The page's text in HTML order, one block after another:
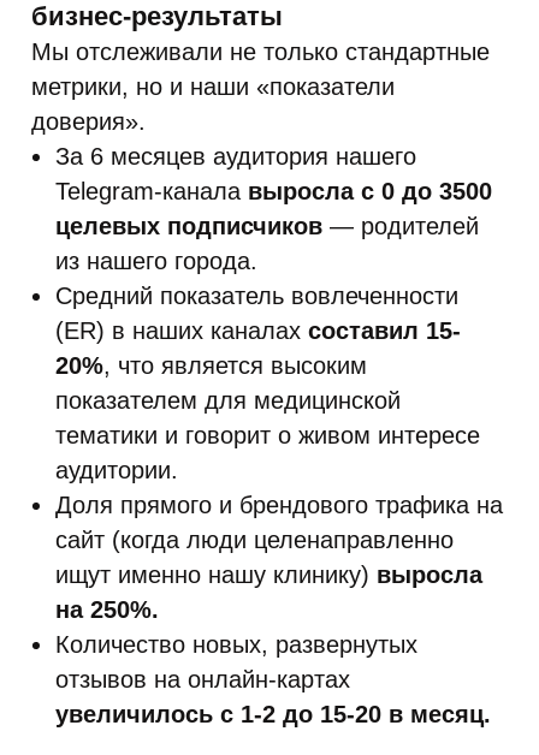
бизнес-результаты
Мы отслеживали не только стандартные
метрики, но и наши «показатели
доверия».
За 6 месяцев аудитория нашего
Telegram-канала выросла с 0 до 3500
целевых подписчиков — родителей
из нашего города.
Средний показатель вовлеченности
(ER) в наших каналах составил 15-
20%, что является высоким
показателем для медицинской
тематики и говорит о живом интересе
аудитории.
Доля прямого и брендового трафика на
сайт (когда люди целенаправленно
ищут именно нашу клинику) выросла
на 250%.
Количество новых, развернутых
отзывов на онлайн-картах
увеличилось с 1-2 до 15-20 в месяц.